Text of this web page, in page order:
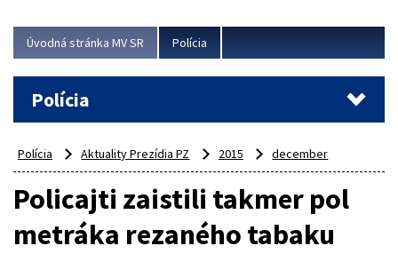
Úvodná stránka MV SR Polícia
Polícia
Polícia Aktuality Prezídia PZ 2015 december
Policajti zaistili takmer pol
metráka rezaného tabaku